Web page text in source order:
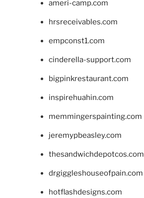
ameri-camp.com
hrsreceivables.com
empconst1.com
cinderella-support.com
bigpinkrestaurant.com
inspirehuahin.com
memmingerspainting.com
jeremypbeasley.com
thesandwichdepotcos.com
drgiggleshouseofpain.com
hotflashdesigns.com